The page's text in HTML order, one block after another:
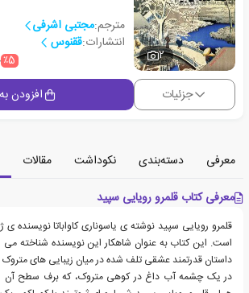
2
مترجم:مجتبی اشرفی
انتشارات:ققنوس
٪5
جزئیات افزودن
معرفی دسته‌بندی نکوداشت مقالات
معرفی کتاب قلمرو رویایی سپید
قلمرو رویایی سپید نوشته ی یاسوناری کاواباتا نویسنده ی
است. این کتاب به عنوان شاهکار این نویسنده شناخته می
داستان قدرتمند عشقی تلف شده در میان زیبایی های
در یک چشمه آب داغ در کوهی متروک، که برف سطح آن